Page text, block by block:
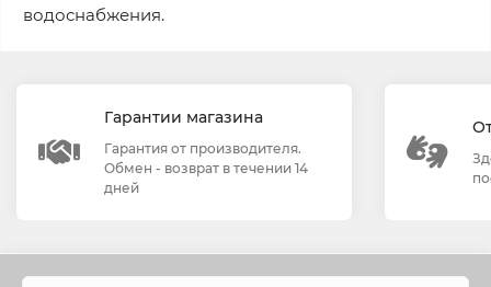
водоснабжения.
Гарантии магазина
Гарантия от производителя.
Обмен - возврат в течении 14
дней